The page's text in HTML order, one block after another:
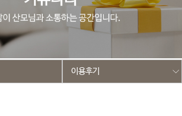
이용후기